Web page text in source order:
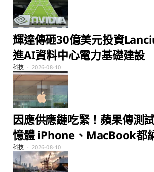
輝達傳砸30億美元投資
進AI資料中心電力基礎建設
科技 2026-08-10
因應供應鏈吃緊！蘋果傳測
憶體 iPhone、MacBook都
科技 2026-08-10